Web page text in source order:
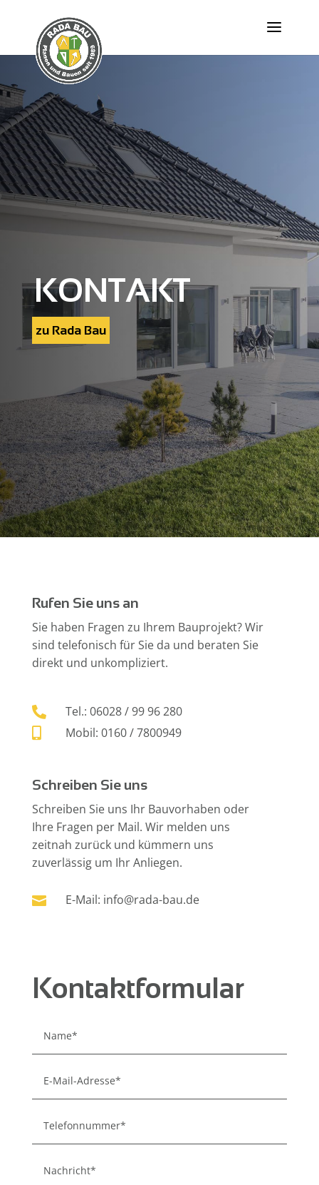
KONTAKT
zu Rada Bau
Rufen Sie uns an
Sie haben Fragen zu Ihrem Bauprojekt? Wir
sind telefonisch für Sie da und beraten Sie
direkt und unkompliziert.
 Tel.: 06028 / 99 96 280
 Mobil: 0160 / 7800949
Schreiben Sie uns
Schreiben Sie uns Ihr Bauvorhaben oder
Ihre Fragen per Mail. Wir melden uns
zeitnah zurück und kümmern uns
zuverlässig um Ihr Anliegen.
 E-Mail: info@rada-bau.de
Kontaktformular